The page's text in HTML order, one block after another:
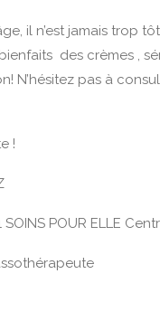
il n’est jamais trop
des crèmes ,
N’hésitez pas à
!
POUR ELLE